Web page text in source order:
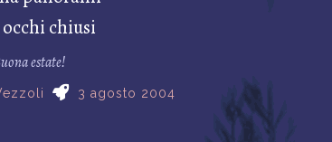
chiusi
estate!
3 agosto 2004